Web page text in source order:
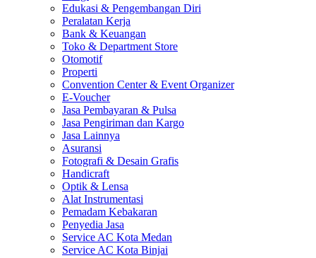
Edukasi & Pengembangan Diri
Peralatan Kerja
Bank & Keuangan
Toko & Department Store
Otomotif
Properti
Convention Center & Event Organizer
E-Voucher
Jasa Pembayaran & Pulsa
Jasa Pengiriman dan Kargo
Jasa Lainnya
Asuransi
Fotografi & Desain Grafis
Handicraft
Optik & Lensa
Alat Instrumentasi
Pemadam Kebakaran
Penyedia Jasa
Service AC Kota Medan
Service AC Kota Binjai